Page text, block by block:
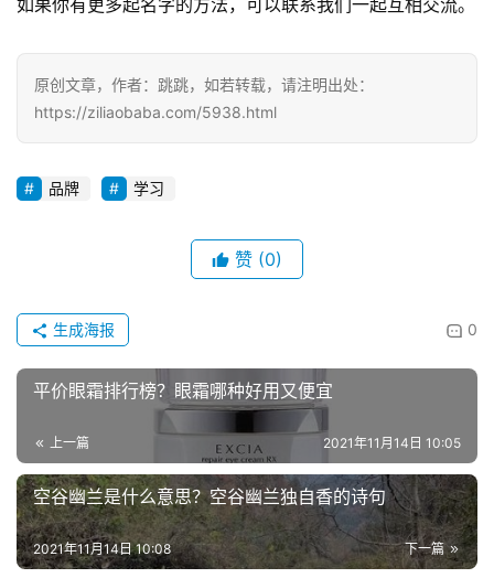
稿
每
日
好
如果你有更多起名字的方法，可以联系我们一起互相交流。
原创文章，作者：跳跳，如若转载，请注明出处：
https://ziliaobaba.com/5938.html
品牌 学习
赞 (0)
0
生成海报
平价眼霜排行榜？眼霜哪种好用又便宜
上一篇 2021年11月14日 10:05
空谷幽兰是什么意思？空谷幽兰独自香的诗句
下一篇
2021年11月14日 10:08